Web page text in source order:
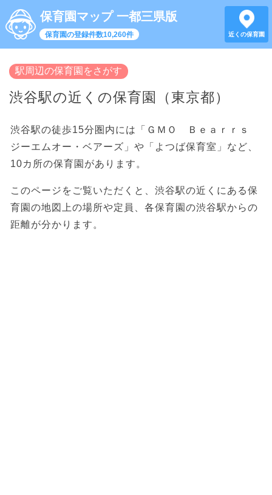
保育園マップ 一都三県版
保育園の登録件数10,260件 近くの保育園
駅周辺の保育園をさがす
渋谷駅の近くの保育園（東京都）
渋谷駅の徒歩15分圏内には「ＧＭＯ Ｂｅａｒｒｓ
ジーエムオー・ベアーズ」や「よつば保育室」など、
10カ所の保育園があります。
このページをご覧いただくと、渋谷駅の近くにある保
育園の地図上の場所や定員、各保育園の渋谷駅からの
距離が分かります。